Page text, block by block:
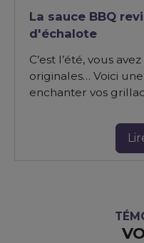
La sauce BBQ
d'échalote
C’est l’été, vous
originales… Voici
enchanter vos